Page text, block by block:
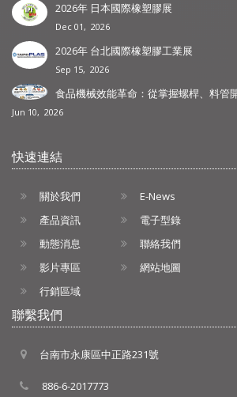
2026年 日本國際橡塑膠展
Dec 01, 2026
2026年 台北國際橡塑膠工業展
Sep 15, 2026
食品機械效能革命：從掌握螺桿、料管
Jun 10, 2026
快速連結
關於我們
產品資訊
動態消息
影片專區
行銷區域
E-News
電子型錄
聯絡我們
網站地圖
聯繫我們
台南市永康區中正路231號
886-6-2017773